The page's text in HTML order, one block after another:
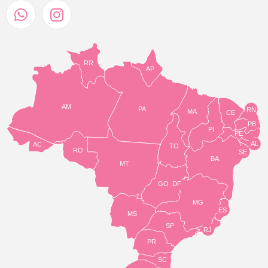
TO
BA
SE
PE
AL
RN
CE
PI
MA
AP
PA
RR
AM
AC
RO
MT
MS
GO
PR
SC
SP
MG
RJ
ES
DF
PB